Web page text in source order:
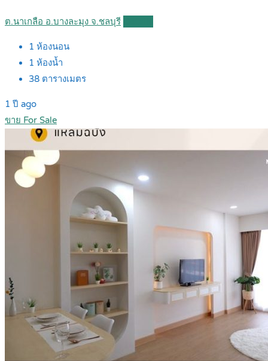
ต.นาเกลือ อ.บางละมุง จ.ชลบุรี
1 ห้องนอน
1 ห้องน้ำ
38 ตารางเมตร
1 ปี ago
ขาย For Sale